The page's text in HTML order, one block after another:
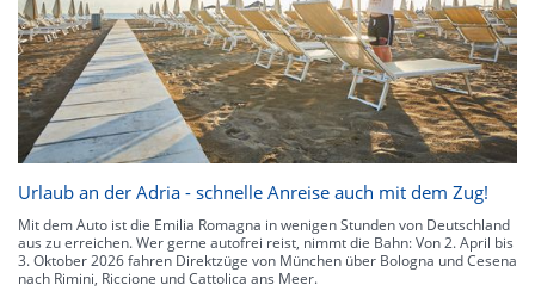
Urlaub an der Adria - schnelle Anreise auch mit dem Zug!
Mit dem Auto ist die Emilia Romagna in wenigen Stunden von Deutschland
aus zu erreichen. Wer gerne autofrei reist, nimmt die Bahn: Von 2. April bis
3. Oktober 2026 fahren Direktzüge von München über Bologna und Cesena
nach Rimini, Riccione und Cattolica ans Meer.